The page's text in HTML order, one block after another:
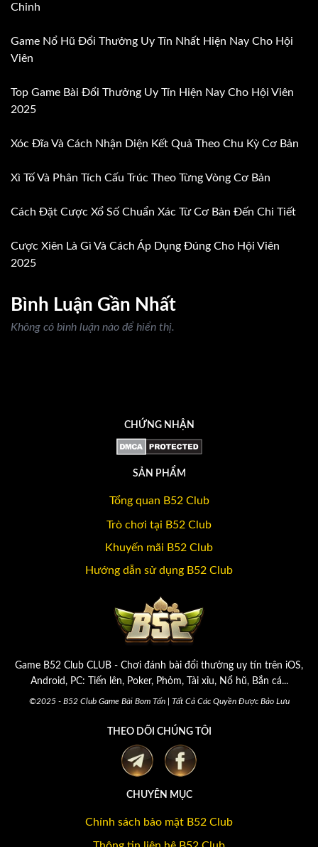
Chỉnh
Game Nổ Hũ Đổi Thưởng Uy Tín Nhất Hiện Nay Cho Hội
Viên
Top Game Bài Đổi Thưởng Uy Tín Hiện Nay Cho Hội Viên
2025
Xóc Đĩa Và Cách Nhận Diện Kết Quả Theo Chu Kỳ Cơ Bản
Xì Tố Và Phân Tích Cấu Trúc Theo Từng Vòng Cơ Bản
Cách Đặt Cược Xổ Số Chuẩn Xác Từ Cơ Bản Đến Chi Tiết
Cược Xiên Là Gì Và Cách Áp Dụng Đúng Cho Hội Viên
2025
Bình Luận Gần Nhất
Không có bình luận nào để hiển thị.
CHỨNG NHẬN
SẢN PHẨM
Tổng quan B52 Club
Trò chơi tại B52 Club
Khuyến mãi B52 Club
Hướng dẫn sử dụng B52 Club
Game B52 Club CLUB - Chơi đánh bài đổi thưởng uy tín trên iOS,
Android, PC: Tiến lên, Poker, Phỏm, Tài xỉu, Nổ hũ, Bắn cá...
©2025 - B52 Club Game Bài Bom Tấn | Tất Cả Các Quyền Được Bảo Lưu
THEO DÕI CHÚNG TÔI
CHUYÊN MỤC
Chính sách bảo mật B52 Club